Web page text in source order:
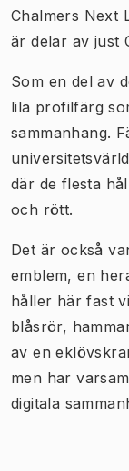
Chalmers Next
är delar av just
Som en del av
lila profilfärg
sammanhang.
där de flesta
och rött.
Det är också
emblem, en
håller här fast
blåsrör,
av en
men har
digitala